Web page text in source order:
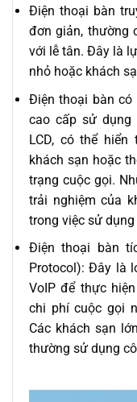
Điện thoại bàn
đơn giản, thường
với lễ tân. Đây là
nhỏ hoặc khách
Điện thoại bàn có
cao cấp sử
LCD, có thể
khách sạn hoặc
trạng cuộc gọi.
trải nghiệm của
trong việc sử
Điện thoại bàn
Protocol): Đây là
VoIP để thực
chi phí cuộc gọi
Các khách sạn
thường sử dụng